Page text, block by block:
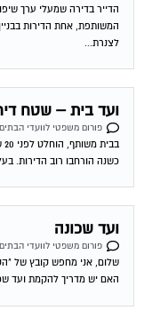
הדייר בדירה שמעלי ערך
המשותפת, אחת הדירות
לצנרת...
ועד בית – שטח
פורום משפטי לוועדי הבתים
כשנה הורחבו רוב הדירות.
ועד שכונה
פורום משפטי לוועדי הבתים
שלום, אני מחפש קובץ של
האם יש מדריך להקמת ועד